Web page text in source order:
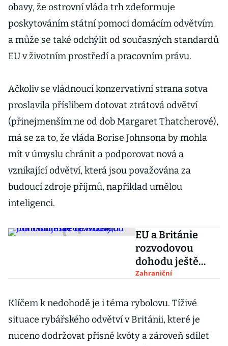
obavy, že ostrovní vláda trh zdeformuje
poskytováním státní pomoci domácím odvětvím
a může se také odchýlit od současných standardů
EU v životním prostředí a pracovním právu.
Ačkoliv se vládnoucí konzervativní strana sotva
proslavila příslibem dotovat ztrátová odvětví
(přinejmenším ne od dob Margaret Thatcherové),
má se za to, že vláda Borise Johnsona by mohla
mít v úmyslu chránit a podporovat nová a
vznikající odvětví, která jsou považována za
budoucí zdroje příjmů, například umělou
inteligenci.
EU a Británie
rozvodovou
dohodu ještě
nevzdaly,
Bruselu
Zahraniční
Klíčem k nedohodě je i téma rybolovu. Tíživé
situace rybářského odvětví v Británii, které je
nuceno dodržovat přísné kvóty a zároveň sdílet